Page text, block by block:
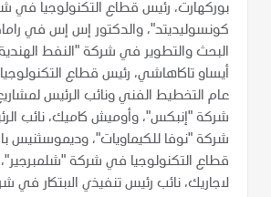
بوركهارت، رئيس قطاع التكنولوجيا في
كونسوليديتد"، والدكتور إس إس في
البحث والتطوير في شركة "النفط
أيساو تاكاهاشي، رئيس قطاع التكنولوجيا
عام التخطيط الفني ونائب الرئيس
شركة "إنبكس"، وأوميش كاميك، نائب
شركة "نوفا للكيماويات"، وديموسثنيس
قطاع التكنولوجيا في شركة "شلمبرجير"،
لاجاريك، نائب رئيس تنفيذي الابتكار في